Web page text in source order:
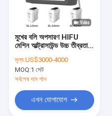
কারখানা পরিদর্শন
আমাদের সাথে যোগাযোগ
একটি উদ্ধৃতি অনুরোধ করুন
মুখের বলি অপসারণ HIFU
মেশিন আল্ট্রাসাউন্ড উচ্চ তীব্রতা
মূল্য:US$3000-4000
MOQ:1 সেট
সর্বশেষ দাম পান
এখন যোগাযোগ